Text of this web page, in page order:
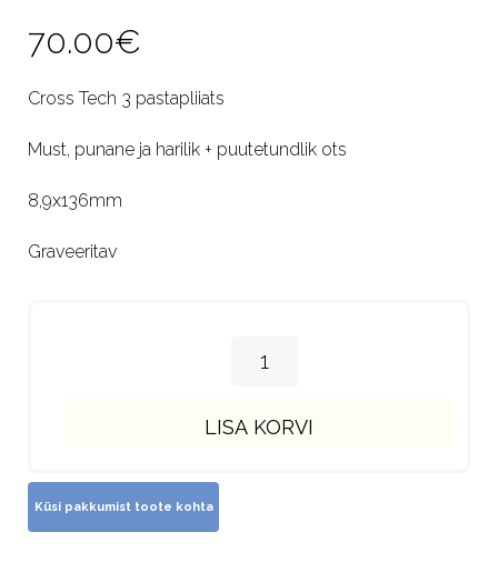
70.00€
Cross Tech 3 pastapliiats
Must, punane ja harilik + puutetundlik ots
8,9x136mm
Graveeritav
LISA KORVI